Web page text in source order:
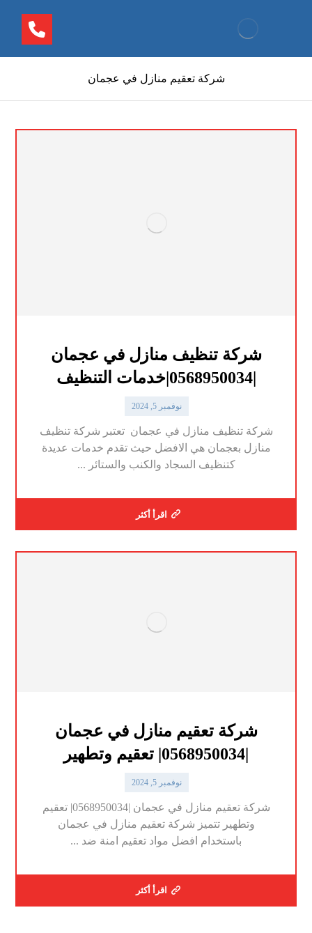
شركة تعقيم منازل في عجمان
شركة تنظيف منازل في عجمان
|0568950034|خدمات التنظيف
نوفمبر 5, 2024
شركة تنظيف منازل في عجمان تعتبر شركة تنظيف
منازل بعجمان هي الافضل حيث تقدم خدمات عديدة
كتنظيف السجاد والكنب والستائر ...
اقرأ أكثر
شركة تعقيم منازل في عجمان
|0568950034| تعقيم وتطهير
نوفمبر 5, 2024
شركة تعقيم منازل في عجمان |0568950034| تعقيم
وتطهير تتميز شركة تعقيم منازل في عجمان
باستخدام افضل مواد تعقيم امنة ضد ...
اقرأ أكثر